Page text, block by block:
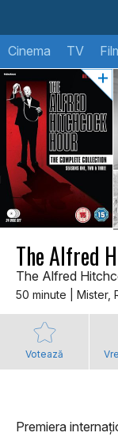
Cinema TV
The Alfred
The Alfred
50 minute | Mister,
Votează
Premiera